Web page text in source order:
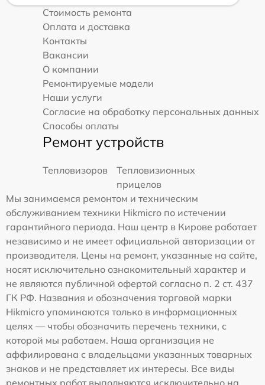
Стоимость ремонта
Оплата и доставка
Контакты
Вакансии
О компании
Ремонтируемые модели
Наши услуги
Согласие на обработку персональных данных
Способы оплаты
Ремонт устройств
Тепловизоров
Тепловизионных
прицелов
Мы занимаемся ремонтом и техническим
обслуживанием техники Hikmicro по истечении
гарантийного периода. Наш центр в Кирове работает
независимо и не имеет официальной авторизации от
производителя. Цены на ремонт, указанные на сайте,
носят исключительно ознакомительный характер и
не являются публичной офертой согласно п. 2 ст. 437
ГК РФ. Названия и обозначения торговой марки
Hikmicro упоминаются только в информационных
целях — чтобы обозначить перечень техники, с
которой мы работаем. Наша организация не
аффилирована с владельцами указанных товарных
знаков и не представляет их интересы. Все виды
ремонтных работ выполняются исключительно на